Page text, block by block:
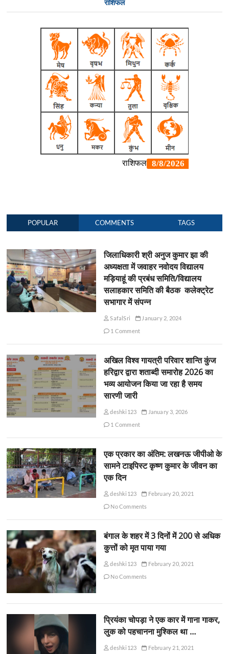
राशिफल
POPULAR COMMENTS TAGS
जिलाधिकारी श्री अनुज कुमार झा की
अध्यक्षता में जवाहर नवोदय विद्यालय
मड़ियाहूं की प्रबंध समिति/विद्यालय
सलाहकार समिति की बैठक कलेक्ट्रेट
सभागार में संपन्न
SafalSri
January 2, 2024
1 Comment
अखिल विश्व गायत्री परिवार शान्ति कुंज
हरिद्वार द्वारा शताब्दी समारोह 2026 का
भव्य आयोजन किया जा रहा है समय
सारणी जारी
deshki123
January 3, 2026
1 Comment
एक प्रकार का अंतिम: लखनऊ जीपीओ के
सामने टाइपिस्ट कृष्ण कुमार के जीवन का
एक दिन
deshki123
February 20, 2021
No Comments
बंगाल के शहर में 3 दिनों में 200 से अधिक
कुत्तों को मृत पाया गया
deshki123
February 20, 2021
No Comments
प्रियंका चोपड़ा ने एक कार में गाना गाकर,
लुक को पहचानना मुश्किल था …
deshki123
February 21, 2021